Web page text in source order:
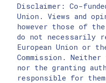
Disclaimer: Co-
Union. Views and
however those of
do not necessarily
European Union or
Commission. Neither
nor the granting
responsible for